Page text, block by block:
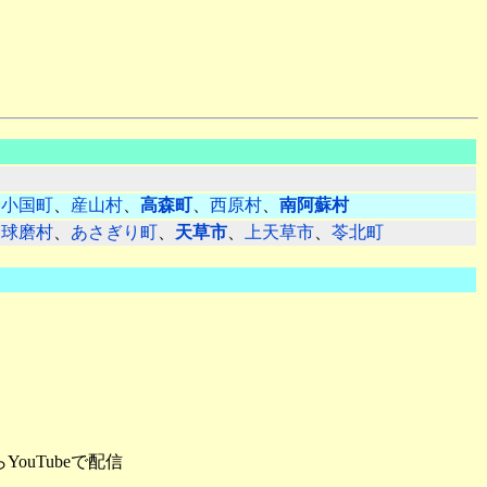
小国町、 産山村、 高森町、 西原村、 南阿蘇村
球磨村、 あさぎり町、 天草市、 上天草市、 苓北町
で配信